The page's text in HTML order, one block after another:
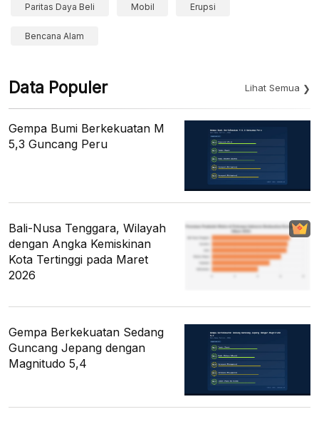
Paritas Daya Beli Mobil Erupsi
Bencana Alam
Data Populer Lihat Semua
Gempa Bumi Berkekuatan M
5,3 Guncang Peru
Bali-Nusa Tenggara, Wilayah
dengan Angka Kemiskinan
Kota Tertinggi pada Maret
2026
Gempa Berkekuatan Sedang
Guncang Jepang dengan
Magnitudo 5,4